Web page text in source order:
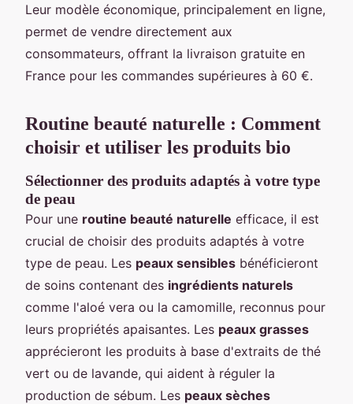
Leur modèle économique, principalement en ligne,
permet de vendre directement aux
consommateurs, offrant la livraison gratuite en
France pour les commandes supérieures à 60 €.
Routine beauté naturelle : Comment
choisir et utiliser les produits bio
Sélectionner des produits adaptés à votre type
de peau
Pour une routine beauté naturelle efficace, il est
crucial de choisir des produits adaptés à votre
type de peau. Les peaux sensibles bénéficieront
de soins contenant des ingrédients naturels
comme l'aloé vera ou la camomille, reconnus pour
leurs propriétés apaisantes. Les peaux grasses
apprécieront les produits à base d'extraits de thé
vert ou de lavande, qui aident à réguler la
production de sébum. Les peaux sèches